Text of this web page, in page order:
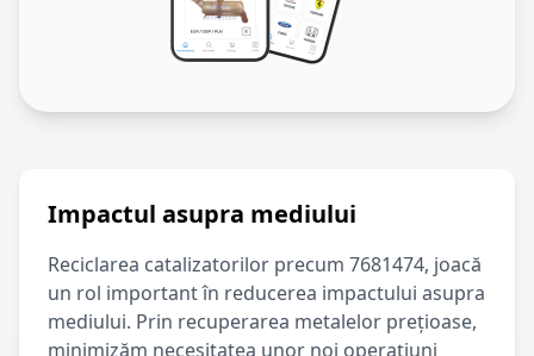
Impactul asupra mediului
Reciclarea catalizatorilor precum 7681474, joacă
un rol important în reducerea impactului asupra
mediului. Prin recuperarea metalelor prețioase,
minimizăm necesitatea unor noi operațiuni